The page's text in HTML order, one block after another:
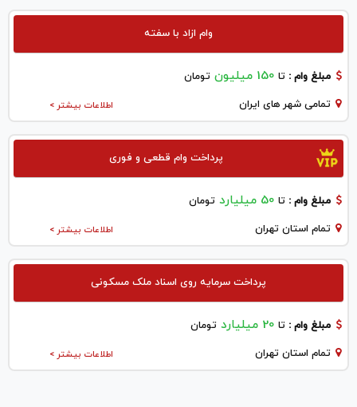
وام ازاد با سفته
مبلغ وام : تا 150 میلیون تومان
اطلاعات بیشتر > تمامی شهر های ایران
پرداخت وام قطعی و فوری
مبلغ وام : تا 50 میلیارد تومان
اطلاعات بیشتر > تمام استان تهران
پرداخت سرمایه روی اسناد ملک مسکونی
مبلغ وام : تا 20 میلیارد تومان
اطلاعات بیشتر > تمام استان تهران